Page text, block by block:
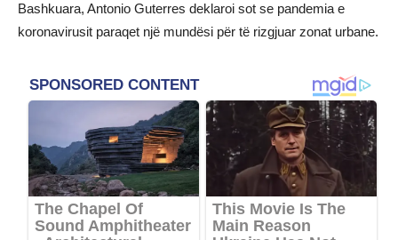
Bashkuara, Antonio Guterres deklaroi sot se pandemia e
koronavirusit paraqet një mundësi për të rizgjuar zonat urbane.